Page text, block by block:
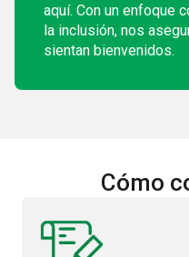
aquí. Con un enfoque
la inclusión, nos
sientan bienvenidos.
Cómo